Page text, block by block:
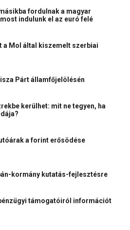
fordulnak a magyar
indulunk el az euró felé
a Mol által kiszemelt szerbiai
Párt államfőjelölésén
kerülhet: mit ne tegyen, ha
a forint erősödése
kormány kutatás-fejlesztésre
támogatóiról információt